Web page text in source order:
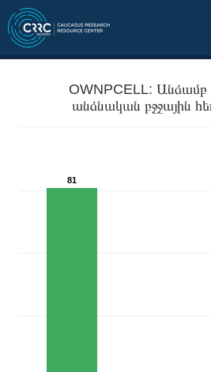
OWNPCELL: Անձամբ
անձնական բջջային
81